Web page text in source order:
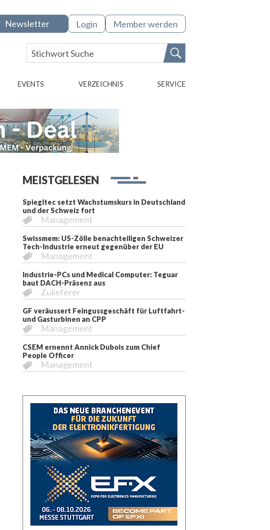
Newsletter Login Member werden
EVENTS VERZEICHNIS SERVICE
MEISTGELESEN
Spiegltec setzt Wachstumskurs in Deutschland
und der Schweiz fort
Management
Swissmem: US-Zölle benachteiligen Schweizer
Tech-Industrie erneut gegenüber der EU
Management
Industrie-PCs und Medical Computer: Teguar
baut DACH-Präsenz aus
Zulieferer
GF veräussert Feingussgeschäft für Luftfahrt-
und Gasturbinen an CPP
Management
CSEM ernennt Annick Dubois zum Chief
People Officer
Management